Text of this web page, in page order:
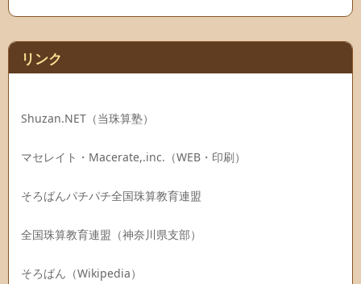
リンク
Shuzan.NET（当珠算塾）
マセレイト・Macerate,.inc.（WEB・印刷）
そろばんパチパチ全国珠算教育連盟
全国珠算教育連盟（神奈川県支部）
そろばん（Wikipedia）